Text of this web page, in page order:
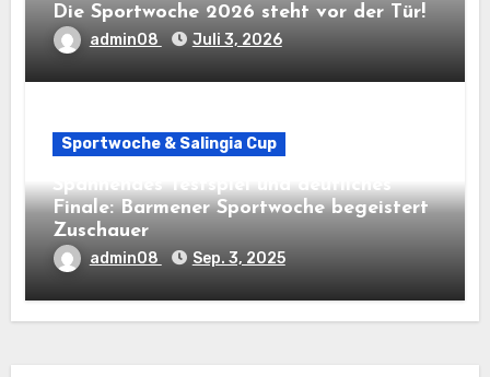
Die Sportwoche 2026 steht vor der Tür!
admin08 Juli 3, 2026
Sportwoche & Salingia Cup
Spannendes Testspiel und deutliches
Finale: Barmener Sportwoche begeistert
Zuschauer
admin08 Sep. 3, 2025